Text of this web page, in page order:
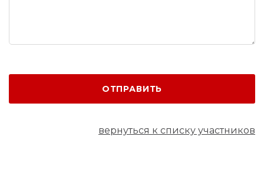
ОТПРАВИТЬ
вернуться к списку участников